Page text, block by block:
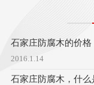
石家庄防腐木的价格
2016.1.14
石家庄防腐木，什么